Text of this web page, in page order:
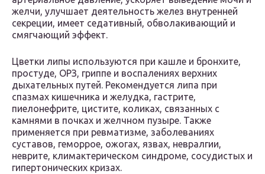
желчи, улучшает деятельность желез внутренней
секреции, имеет седативный, обволакивающий и
смягчающий эффект.
Цветки липы используются при кашле и бронхите,
простуде, ОРЗ, гриппе и воспалениях верхних
дыхательных путей. Рекомендуется липа при
спазмах кишечника и желудка, гастрите,
пиелонефрите, цистите, коликах, связанных с
камнями в почках и желчном пузыре. Также
применяется при ревматизме, заболеваниях
суставов, геморрое, ожогах, язвах, невралгии,
неврите, климактерическом синдроме, сосудистых и
гипертонических кризах.